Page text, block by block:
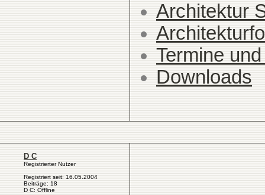
Architektur
Termine
Downloads
D C
Registrierter Nutzer
Registriert seit: 16.05.2004
Beiträge: 18
D C: Offline